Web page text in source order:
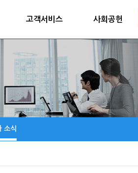
고객서비스 사회공헌
소식